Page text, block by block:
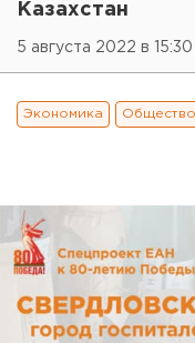
Казахстан
5 августа 2022 в 15:30
Экономика Общество